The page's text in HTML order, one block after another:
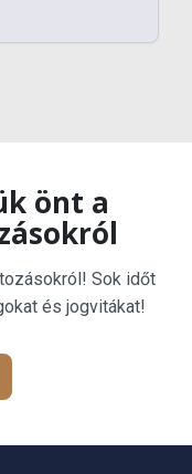
önt a
Sok időt
és jogvitákat!